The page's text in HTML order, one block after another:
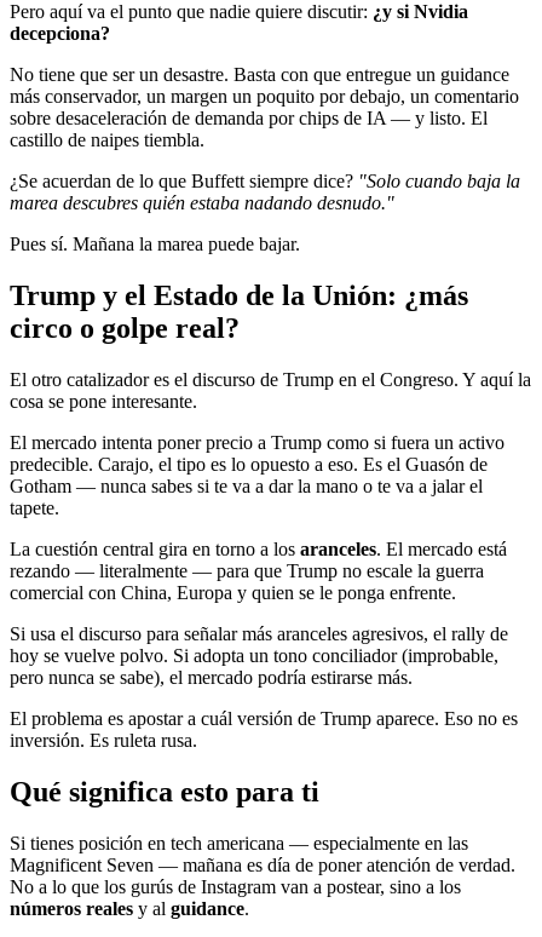
Pero aquí va el punto que nadie quiere discutir: ¿y si Nvidia
decepciona?
No tiene que ser un desastre. Basta con que entregue un guidance
más conservador, un margen un poquito por debajo, un comentario
sobre desaceleración de demanda por chips de IA — y listo. El
castillo de naipes tiembla.
¿Se acuerdan de lo que Buffett siempre dice? "Solo cuando baja la
marea descubres quién estaba nadando desnudo."
Pues sí. Mañana la marea puede bajar.
Trump y el Estado de la Unión: ¿más
circo o golpe real?
El otro catalizador es el discurso de Trump en el Congreso. Y aquí la
cosa se pone interesante.
El mercado intenta poner precio a Trump como si fuera un activo
predecible. Carajo, el tipo es lo opuesto a eso. Es el Guasón de
Gotham — nunca sabes si te va a dar la mano o te va a jalar el
tapete.
La cuestión central gira en torno a los aranceles. El mercado está
rezando — literalmente — para que Trump no escale la guerra
comercial con China, Europa y quien se le ponga enfrente.
Si usa el discurso para señalar más aranceles agresivos, el rally de
hoy se vuelve polvo. Si adopta un tono conciliador (improbable,
pero nunca se sabe), el mercado podría estirarse más.
El problema es apostar a cuál versión de Trump aparece. Eso no es
inversión. Es ruleta rusa.
Qué significa esto para ti
Si tienes posición en tech americana — especialmente en las
Magnificent Seven — mañana es día de poner atención de verdad.
No a lo que los gurús de Instagram van a postear, sino a los
números reales y al guidance.